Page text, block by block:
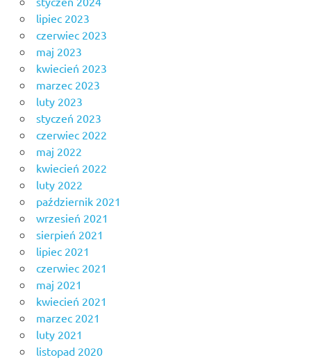
lipiec 2023
czerwiec 2023
maj 2023
kwiecień 2023
marzec 2023
luty 2023
styczeń 2023
czerwiec 2022
maj 2022
kwiecień 2022
luty 2022
październik 2021
wrzesień 2021
sierpień 2021
lipiec 2021
czerwiec 2021
maj 2021
kwiecień 2021
marzec 2021
luty 2021
listopad 2020